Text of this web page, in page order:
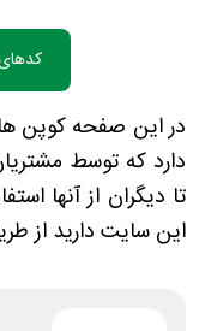
در این صفحه کوپن ها
دارد که توسط
تا دیگران از آنها
این سایت دارید از